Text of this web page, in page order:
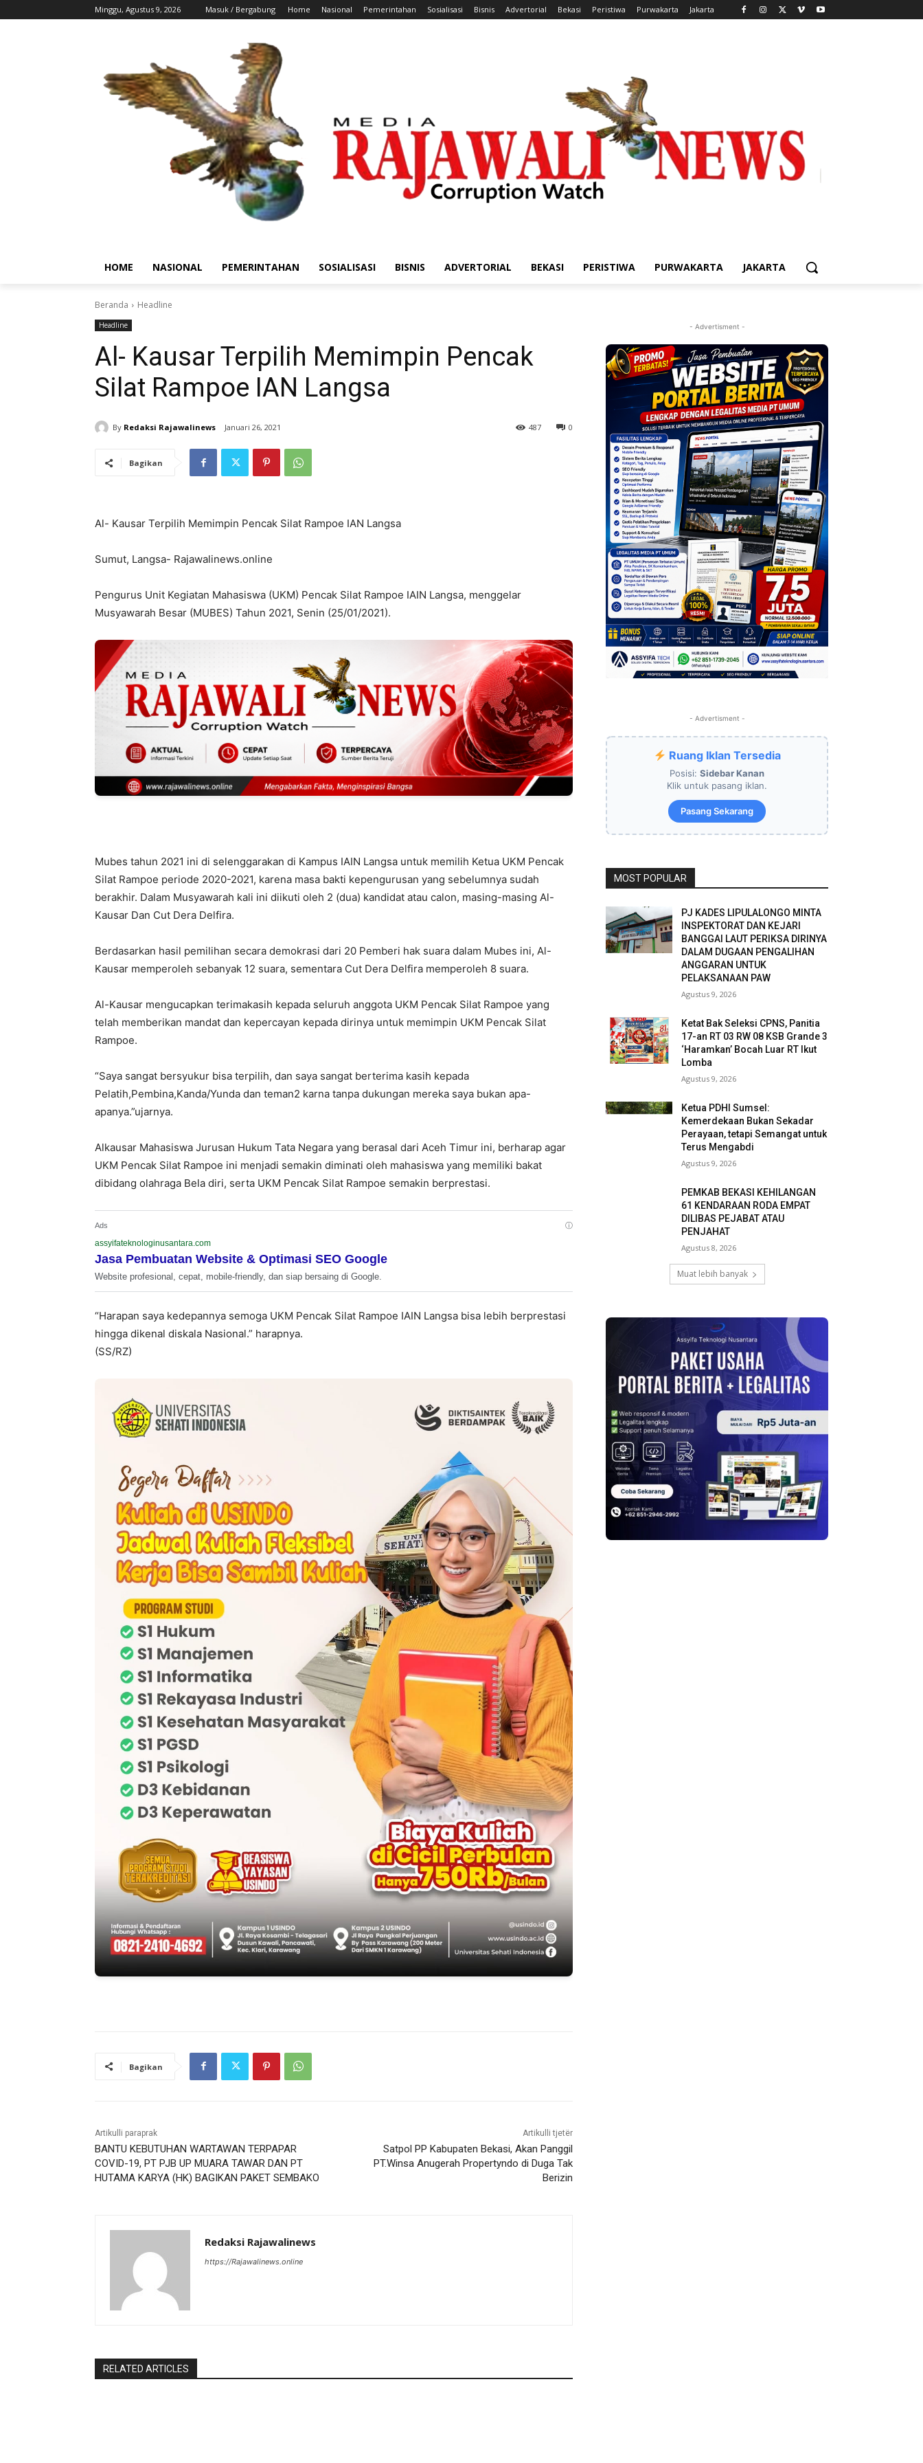
Minggu, Agustus 9, 2026 Masuk / Bergabung Home Nasional Pemerintahan Sosialisasi Bisnis Advertorial Bekasi Peristiwa Purwakarta Jakarta
HOME NASIONAL PEMERINTAHAN SOSIALISASI BISNIS ADVERTORIAL BEKASI PERISTIWA PURWAKARTA JAKARTA
Beranda Headline
Headline
Al- Kausar Terpilih Memimpin Pencak
Silat Rampoe IAN Langsa
By Redaksi Rajawalinews Januari 26, 2021 0
487
Bagikan
Al- Kausar Terpilih Memimpin Pencak Silat Rampoe IAN Langsa
Sumut, Langsa- Rajawalinews.online
Pengurus Unit Kegiatan Mahasiswa (UKM) Pencak Silat Rampoe IAIN Langsa, menggelar
Musyawarah Besar (MUBES) Tahun 2021, Senin (25/01/2021).
Mubes tahun 2021 ini di selenggarakan di Kampus IAIN Langsa untuk memilih Ketua UKM Pencak
Silat Rampoe periode 2020-2021, karena masa bakti kepengurusan yang sebelumnya sudah
berakhir. Dalam Musyawarah kali ini diikuti oleh 2 (dua) kandidat atau calon, masing-masing Al-
Kausar Dan Cut Dera Delfira.
Berdasarkan hasil pemilihan secara demokrasi dari 20 Pemberi hak suara dalam Mubes ini, Al-
Kausar memperoleh sebanyak 12 suara, sementara Cut Dera Delfira memperoleh 8 suara.
Al-Kausar mengucapkan terimakasih kepada seluruh anggota UKM Pencak Silat Rampoe yang
telah memberikan mandat dan kepercayan kepada dirinya untuk memimpin UKM Pencak Silat
Rampoe.
“Saya sangat bersyukur bisa terpilih, dan saya sangat berterima kasih kepada
Pelatih,Pembina,Kanda/Yunda dan teman2 karna tanpa dukungan mereka saya bukan apa-
apanya.”ujarnya.
Alkausar Mahasiswa Jurusan Hukum Tata Negara yang berasal dari Aceh Timur ini, berharap agar
UKM Pencak Silat Rampoe ini menjadi semakin diminati oleh mahasiswa yang memiliki bakat
dibidang olahraga Bela diri, serta UKM Pencak Silat Rampoe semakin berprestasi.
Ads ⓘ
assyifateknologinusantara.com
Jasa Pembuatan Website & Optimasi SEO Google
Website profesional, cepat, mobile-friendly, dan siap bersaing di Google.
“Harapan saya kedepannya semoga UKM Pencak Silat Rampoe IAIN Langsa bisa lebih berprestasi
hingga dikenal diskala Nasional.” harapnya.
(SS/RZ)
Bagikan
Artikulli paraprak
BANTU KEBUTUHAN WARTAWAN TERPAPAR
COVID-19, PT PJB UP MUARA TAWAR DAN PT
HUTAMA KARYA (HK) BAGIKAN PAKET SEMBAKO
Artikulli tjetër
Satpol PP Kabupaten Bekasi, Akan Panggil
PT.Winsa Anugerah Propertyndo di Duga Tak
Berizin
Redaksi Rajawalinews
https://Rajawalinews.online
RELATED ARTICLES
- Advertisment -
- Advertisment -
Ruang Iklan Tersedia
Posisi: Sidebar Kanan
Klik untuk pasang iklan.
Pasang Sekarang
MOST POPULAR
PJ KADES LIPULALONGO MINTA
INSPEKTORAT DAN KEJARI
BANGGAI LAUT PERIKSA DIRINYA
DALAM DUGAAN PENGALIHAN
ANGGARAN UNTUK
PELAKSANAAN PAW
Agustus 9, 2026
Ketat Bak Seleksi CPNS, Panitia
17-an RT 03 RW 08 KSB Grande 3
‘Haramkan’ Bocah Luar RT Ikut
Lomba
Agustus 9, 2026
Ketua PDHI Sumsel:
Kemerdekaan Bukan Sekadar
Perayaan, tetapi Semangat untuk
Terus Mengabdi
Agustus 9, 2026
PEMKAB BEKASI KEHILANGAN
61 KENDARAAN RODA EMPAT
DILIBAS PEJABAT ATAU
PENJAHAT
Agustus 8, 2026
Muat lebih banyak